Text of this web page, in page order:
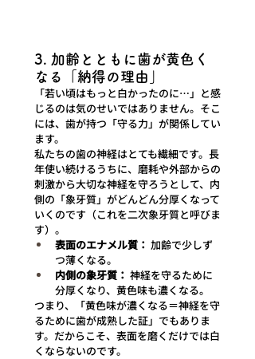
3. 加齢とともに歯が黄色く
なる「納得の理由」
「若い頃はもっと白かったのに…」と感
じるのは気のせいではありません。そこ
には、歯が持つ「守る力」が関係してい
ます。
私たちの歯の神経はとても繊細です。長
年使い続けるうちに、磨耗や外部からの
刺激から大切な神経を守ろうとして、内
側の「象牙質」がどんどん分厚くなって
いくのです（これを二次象牙質と呼びま
す）。
表面のエナメル質： 加齢で少しず
つ薄くなる。
内側の象牙質： 神経を守るために
分厚くなり、黄色味も濃くなる。
つまり、「黄色味が濃くなる＝神経を守
るために歯が成熟した証」でもありま
す。だからこそ、表面を磨くだけでは白
くならないのです。